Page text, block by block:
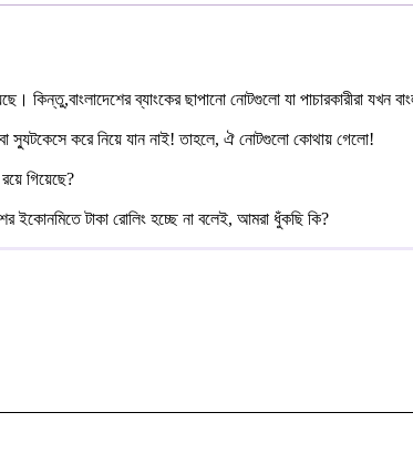
কিন্তু,বাংলাদেশের ব্যাংকের ছাপানো নোটগুলো যা পাচারকারীরা যখন
বা স্যুটকেসে করে নিয়ে যান নাই! তাহলে, ঐ নোটগুলো কোথায় গেলো!
গিয়েছে?
ইকোনমিতে টাকা রোলিং হচ্ছে না বলেই, আমরা ধুঁকছি কি?